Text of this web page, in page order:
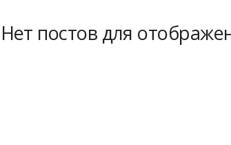
Нет постов для